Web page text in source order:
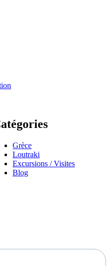
Grèce
Loutraki
Excursions / Visites
Blog